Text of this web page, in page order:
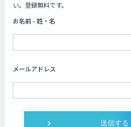
Wanderlust
い。登録無料です。
お名前 - 姓・名
メールアドレス